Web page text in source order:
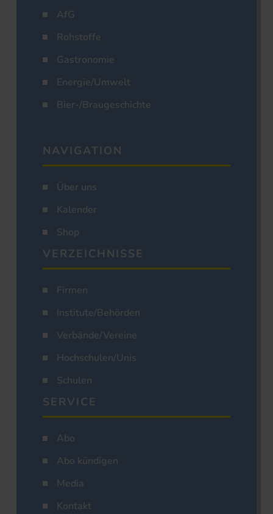
AfG
Rohstoffe
Gastronomie
Energie/Umwelt
Bier-/Braugeschichte
NAVIGATION
Über uns
Kalender
Shop
VERZEICHNISSE
Firmen
Institute/Behörden
Verbände/Vereine
Hochschulen/Unis
Schulen
SERVICE
Abo
Abo kündigen
Media
Kontakt